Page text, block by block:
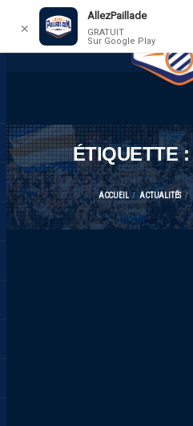
ÉTIQUETTE
ACCUEIL ACTUALITÉS
✕
AllezPaillade
GRATUIT
Sur Google Play